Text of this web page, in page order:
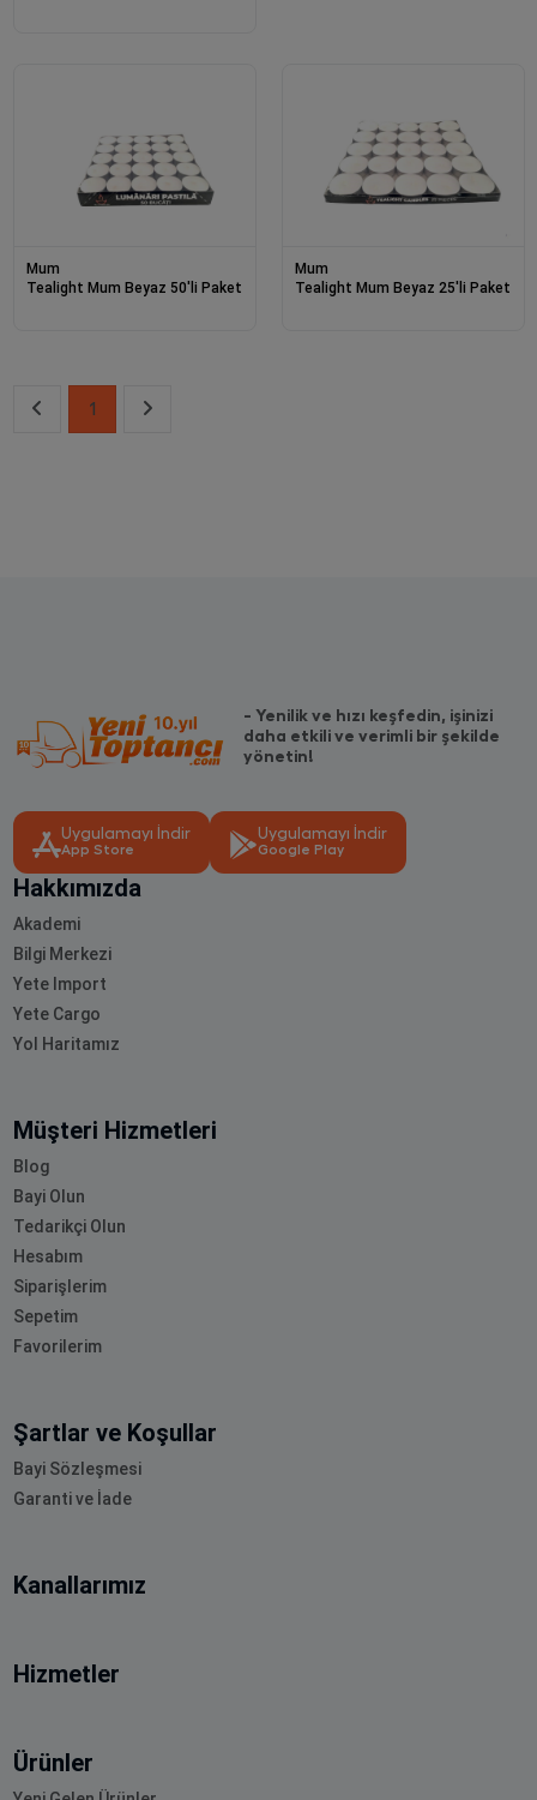
Mum
Tealight Mum Beyaz 50'li Paket
Mum
Tealight Mum Beyaz 25'li Paket
1
- Yenilik ve hızı keşfedin, işinizi
daha etkili ve verimli bir şekilde
yönetin!
Uygulamayı İndir
App Store
Uygulamayı İndir
Google Play
Hakkımızda
Akademi
Bilgi Merkezi
Yete Import
Yete Cargo
Yol Haritamız
Müşteri Hizmetleri
Blog
Bayi Olun
Tedarikçi Olun
Hesabım
Siparişlerim
Sepetim
Favorilerim
Şartlar ve Koşullar
Bayi Sözleşmesi
Garanti ve İade
Kanallarımız
Hizmetler
Ürünler